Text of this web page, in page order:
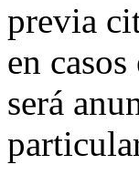
previa
en
será